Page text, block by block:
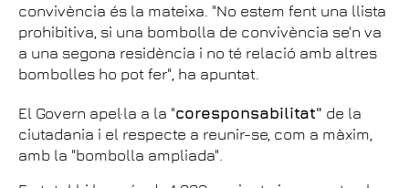
convivència és la mateixa. "No estem fent una llista
prohibitiva, si una bombolla de convivència se'n va
a una segona residència i no té relació amb altres
bombolles ho pot fer", ha apuntat.
El Govern apel·la a la "coresponsabilitat" de la
ciutadania i el respecte a reunir-se, com a màxim,
amb la "bombolla ampliada".